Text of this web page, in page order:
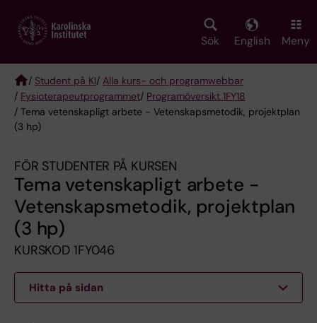
main
Sök English Meny
Breadcrumb
/ Student på KI/ Alla kurs- och programwebbar
/ Fysioterapeut­programmet/ Programöversikt 1FY18
/ Tema vetenskapligt arbete - Vetenskapsmetodik, projektplan
(3 hp)
FÖR STUDENTER PÅ KURSEN
Tema vetenskapligt arbete -
Vetenskapsmetodik, projektplan
(3 hp)
KURSKOD 1FY046
Hitta på sidan